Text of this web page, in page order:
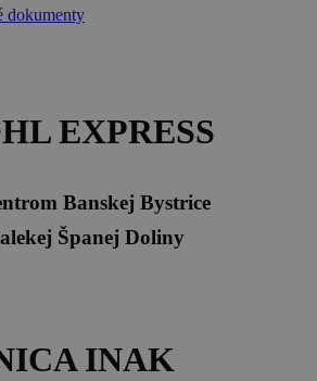
dokumenty
EXPRESS
Banskej Bystrice
Španej Doliny
INAK